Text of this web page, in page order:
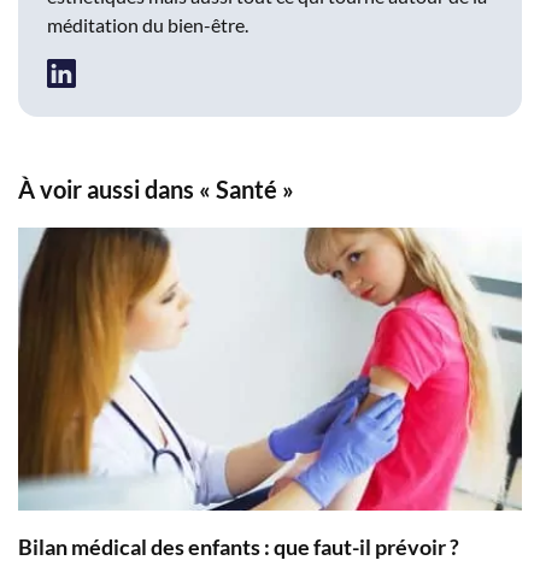
méditation du bien-être.
À voir aussi dans « Santé »
Bilan médical des enfants : que faut-il prévoir ?